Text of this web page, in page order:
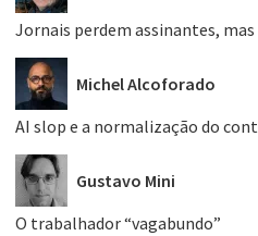
Jornais perdem assinantes, mas
Michel Alcoforado
AI slop e a normalização do
Gustavo Mini
O trabalhador “vagabundo”